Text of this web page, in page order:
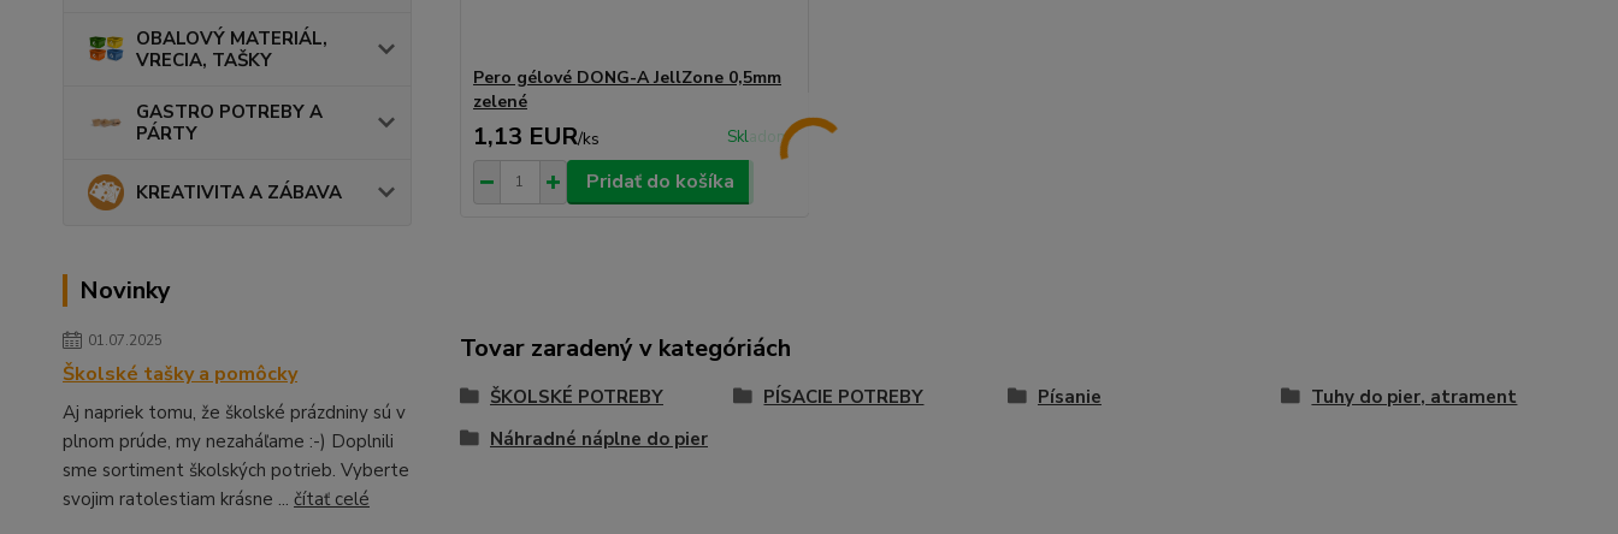
OBALOVÝ MATERIÁL,
VRECIA, TAŠKY
GASTRO POTREBY A
PÁRTY
KREATIVITA A ZÁBAVA
Novinky
01.07.2025
Školské tašky a pomôcky
Aj napriek tomu, že školské prázdniny sú v
plnom prúde, my nezaháľame :-) Doplnili
sme sortiment školských potrieb. Vyberte
svojim ratolestiam krásne ... čítať celé
Pero gélové DONG-A JellZone 0,5mm
zelené
1,13 EUR/ks Skladom
Pridať do košíka
Tovar zaradený v kategóriách
ŠKOLSKÉ POTREBY PÍSACIE POTREBY Písanie
Tuhy do pier, atrament
Náhradné náplne do pier